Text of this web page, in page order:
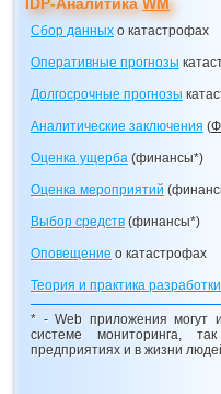
Сбор данных о катастрофах
Оперативные прогнозы
Долгосрочные прогнозы
Аналитические заключения (
Оценка ущерба (финансы*)
Оценка мероприятий
Выбор средств (финансы*)
Оповещение о катастрофах
Теория и практика разработки
* - Web приложения могут
системе мониторинга,
предприятиях и в жизни